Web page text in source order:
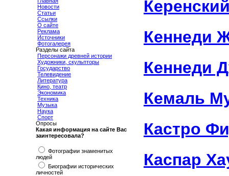
Новости
Статьи
Ссылки
О сайте
Реклама
Источники
Фотогалерея
Разделы сайта
Персонажи древней истории
Художники, скульпторы
Государство
Телевидение
Литература
Кино, театр
Экономика
Техника
Музыка
Наука
Спорт
Опросы
Какая информация на сайте Вас
заинтересовала?
Фотографии знаменитых
людей
Биографии исторических
личностей
Кеннеди
Кеннеди
Кемаль
Кастро
Каспар